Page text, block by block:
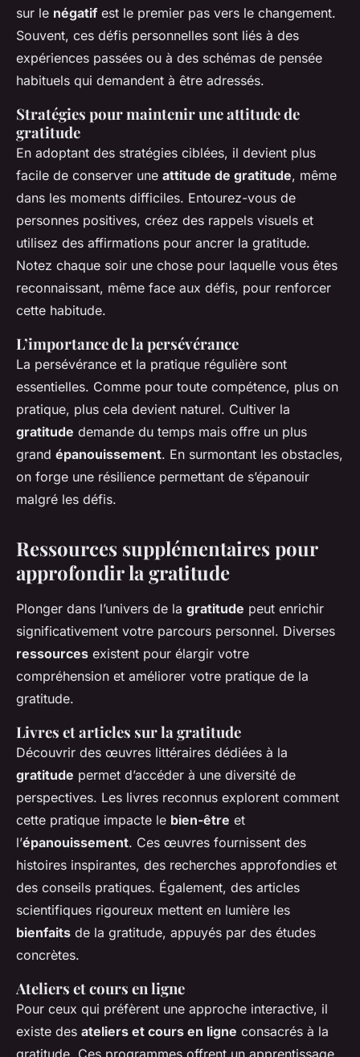
sur le négatif est le premier pas vers le changement.
Souvent, ces défis personnelles sont liés à des
expériences passées ou à des schémas de pensée
habituels qui demandent à être adressés.
Stratégies pour maintenir une attitude de
gratitude
En adoptant des stratégies ciblées, il devient plus
facile de conserver une attitude de gratitude, même
dans les moments difficiles. Entourez-vous de
personnes positives, créez des rappels visuels et
utilisez des affirmations pour ancrer la gratitude.
Notez chaque soir une chose pour laquelle vous êtes
reconnaissant, même face aux défis, pour renforcer
cette habitude.
L’importance de la persévérance
La persévérance et la pratique régulière sont
essentielles. Comme pour toute compétence, plus on
pratique, plus cela devient naturel. Cultiver la
gratitude demande du temps mais offre un plus
grand épanouissement. En surmontant les obstacles,
on forge une résilience permettant de s’épanouir
malgré les défis.
Ressources supplémentaires pour
approfondir la gratitude
Plonger dans l’univers de la gratitude peut enrichir
significativement votre parcours personnel. Diverses
ressources existent pour élargir votre
compréhension et améliorer votre pratique de la
gratitude.
Livres et articles sur la gratitude
Découvrir des œuvres littéraires dédiées à la
gratitude permet d’accéder à une diversité de
perspectives. Les livres reconnus explorent comment
cette pratique impacte le bien-être et
l’épanouissement. Ces œuvres fournissent des
histoires inspirantes, des recherches approfondies et
des conseils pratiques. Également, des articles
scientifiques rigoureux mettent en lumière les
bienfaits de la gratitude, appuyés par des études
concrètes.
Ateliers et cours en ligne
Pour ceux qui préfèrent une approche interactive, il
existe des ateliers et cours en ligne consacrés à la